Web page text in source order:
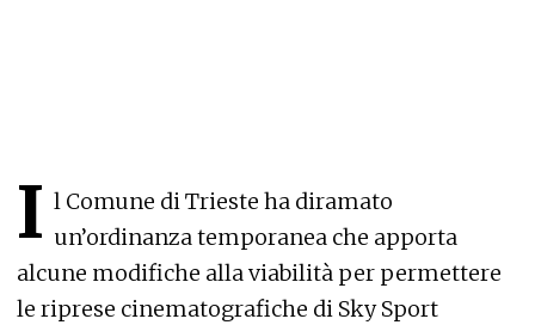
I l Comune di Trieste ha diramato
un’ordinanza temporanea che apporta
alcune modifiche alla viabilità per permettere
le riprese cinematografiche di Sky Sport